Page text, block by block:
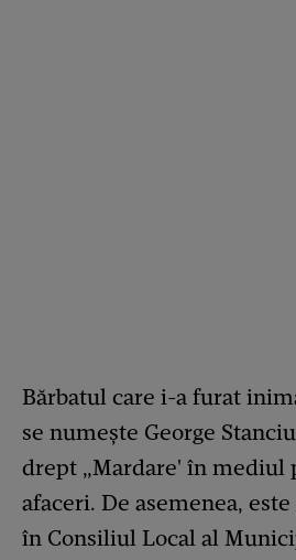
Bărbatul care i-a furat
se numește George
drept „Mardare' în mediul
afaceri. De asemenea,
în Consiliul Local al